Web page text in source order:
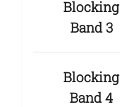
Blocking
Band 3
Blocking
Band 4